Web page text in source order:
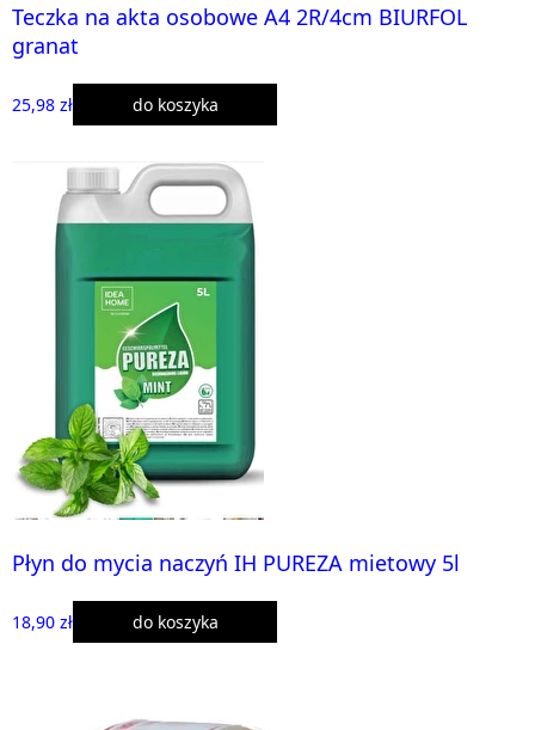
Teczka na akta osobowe A4 2R/4cm BIURFOL
granat
25,98 zł do koszyka
Płyn do mycia naczyń IH PUREZA mietowy 5l
18,90 zł do koszyka